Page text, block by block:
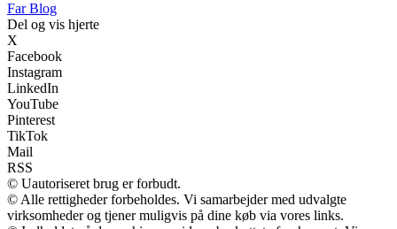
Far Blog
Del og vis hjerte
X
Facebook
Instagram
LinkedIn
YouTube
Pinterest
TikTok
Mail
RSS
© Uautoriseret brug er forbudt.
© Alle rettigheder forbeholdes. Vi samarbejder med udvalgte
virksomheder og tjener muligvis på dine køb via vores links.